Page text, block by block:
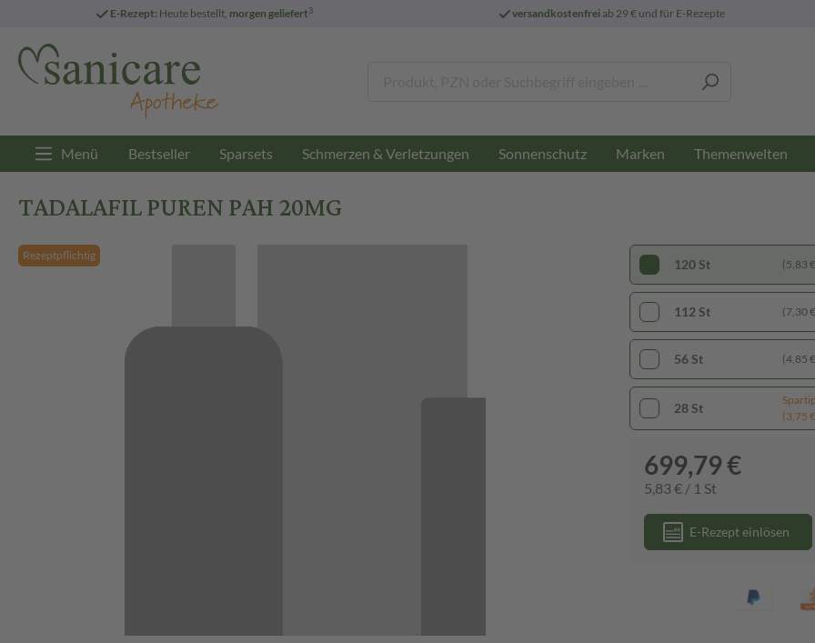
E-Rezept: Heute bestellt, morgen geliefert3 versandkostenfreiab 29 € und für E-Rezepte
Menü Bestseller Sparsets Schmerzen & Verletzungen Sonnenschutz Marken Themenwelten
TADALAFIL PUREN PAH 20MG
Rezeptpflichtig
120 St (5,83
112 St (7,30
56 St (4,85
28 St
(3,75
699,79 €
5,83 € / 1 St
E-Rezept einlösen